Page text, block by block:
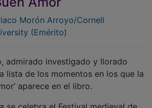
Amor
Morón Arroyo/Cornell
(Emérito)
admirado investigado y llorado
lista de los momentos en los que la
aparece en el libro.